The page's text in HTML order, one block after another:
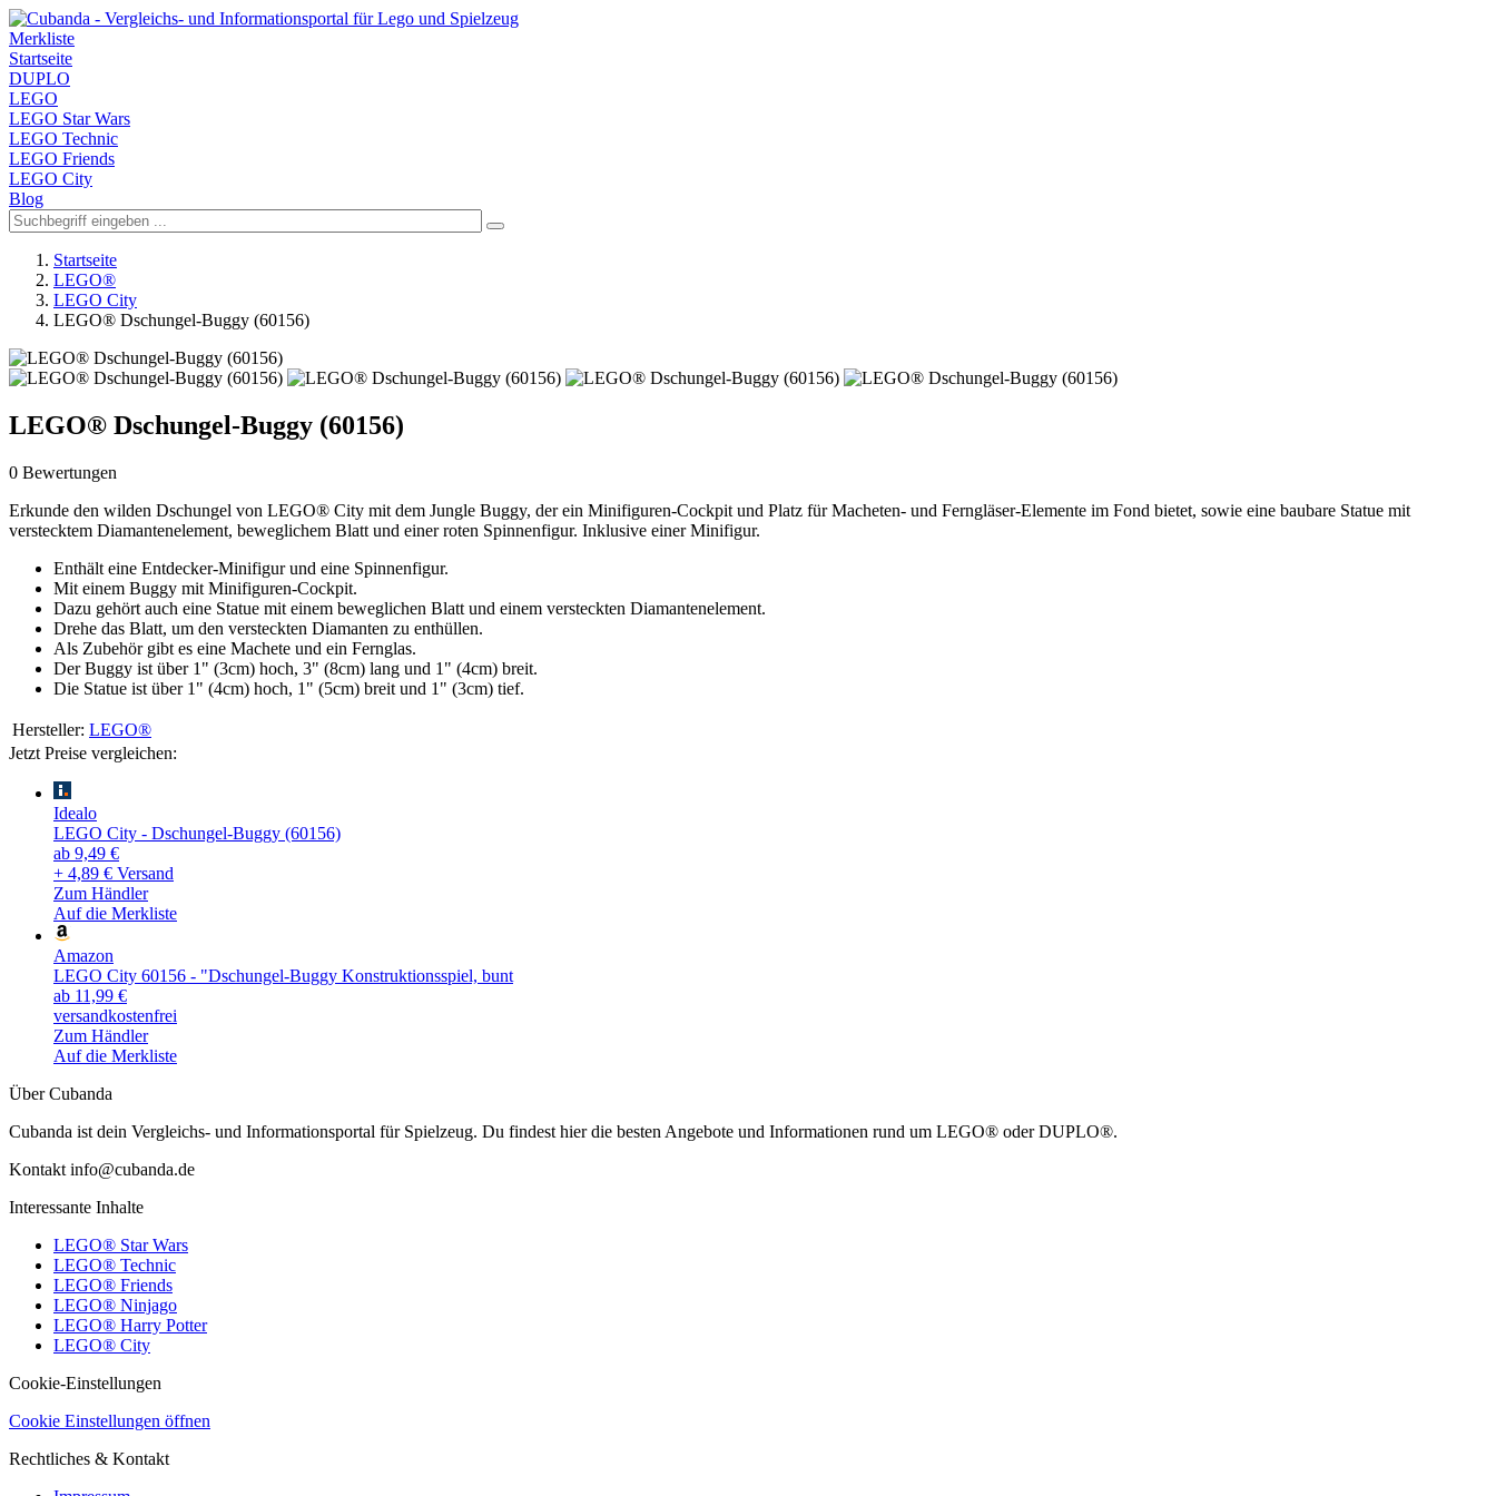
Merkliste
Startseite
DUPLO
LEGO
LEGO Star Wars
LEGO Technic
LEGO Friends
LEGO City
Blog
Startseite
LEGO®
LEGO City
LEGO® Dschungel-Buggy (60156)
LEGO® Dschungel-Buggy (60156)
0 Bewertungen
Erkunde den wilden Dschungel von LEGO® City mit dem Jungle Buggy, der ein Minifiguren-Cockpit und Platz für Macheten- und Ferngläser-Elemente im Fond bietet, sowie eine baubare Statue mit
verstecktem Diamantenelement, beweglichem Blatt und einer roten Spinnenfigur. Inklusive einer Minifigur.
Enthält eine Entdecker-Minifigur und eine Spinnenfigur.
Mit einem Buggy mit Minifiguren-Cockpit.
Dazu gehört auch eine Statue mit einem beweglichen Blatt und einem versteckten Diamantenelement.
Drehe das Blatt, um den versteckten Diamanten zu enthüllen.
Als Zubehör gibt es eine Machete und ein Fernglas.
Der Buggy ist über 1" (3cm) hoch, 3" (8cm) lang und 1" (4cm) breit.
Die Statue ist über 1" (4cm) hoch, 1" (5cm) breit und 1" (3cm) tief.
Hersteller: LEGO®
Jetzt Preise vergleichen:
Idealo
LEGO City - Dschungel-Buggy (60156)
ab 9,49 €
+ 4,89 € Versand
Zum Händler
Auf die Merkliste
Amazon
LEGO City 60156 - "Dschungel-Buggy Konstruktionsspiel, bunt
ab 11,99 €
versandkostenfrei
Zum Händler
Auf die Merkliste
Über Cubanda
Cubanda ist dein Vergleichs- und Informationsportal für Spielzeug. Du findest hier die besten Angebote und Informationen rund um LEGO® oder DUPLO®.
Kontakt info@cubanda.de
Interessante Inhalte
LEGO® Star Wars
LEGO® Technic
LEGO® Friends
LEGO® Ninjago
LEGO® Harry Potter
LEGO® City
Cookie-Einstellungen
Cookie Einstellungen öffnen
Rechtliches & Kontakt